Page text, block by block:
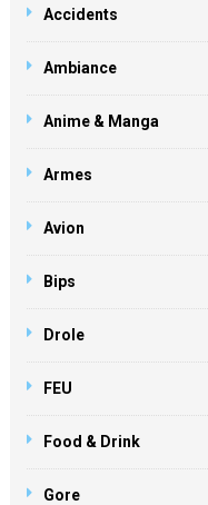
Accidents
Ambiance
Anime & Manga
Armes
Avion
Bips
Drole
FEU
Food & Drink
Gore